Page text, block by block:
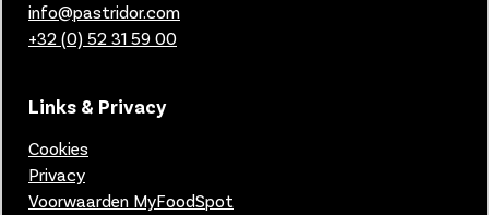
info@pastridor.com
+32 (0) 52 31 59 00
Links & Privacy
Cookies
Privacy
Voorwaarden MyFoodSpot